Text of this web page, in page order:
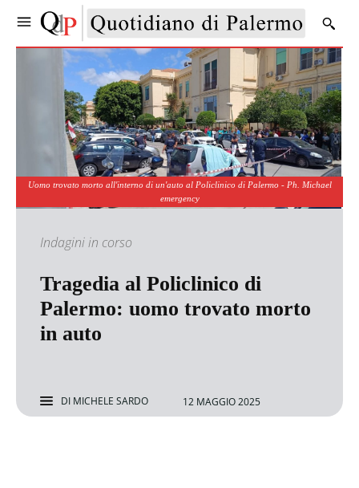
Uomo trovato morto all'interno di un'auto al Policlinico di Palermo - Ph. Michael
emergency
Indagini in corso
Tragedia al Policlinico di
Palermo: uomo trovato morto
in auto
DI MICHELE SARDO 12 MAGGIO 2025